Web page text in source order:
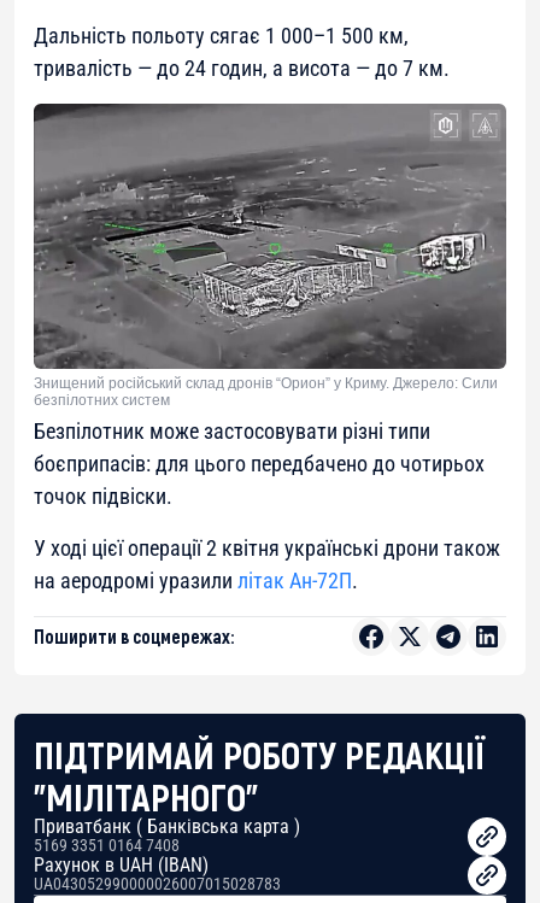
Дальність польоту сягає 1 000–1 500 км,
тривалість — до 24 годин, а висота — до 7 км.
Знищений російський склад дронів “Орион” у Криму. Джерело: Сили
безпілотних систем
Безпілотник може застосовувати різні типи
боєприпасів: для цього передбачено до чотирьох
точок підвіски.
У ході цієї операції 2 квітня українські дрони також
на аеродромі уразили літак Ан-72П.
Поширити в соцмережах:
ПІДТРИМАЙ РОБОТУ РЕДАКЦІЇ
"МІЛІТАРНОГО"
Приватбанк ( Банківська карта )
5169 3351 0164 7408
Рахунок в UAH (IBAN)
UA043052990000026007015028783